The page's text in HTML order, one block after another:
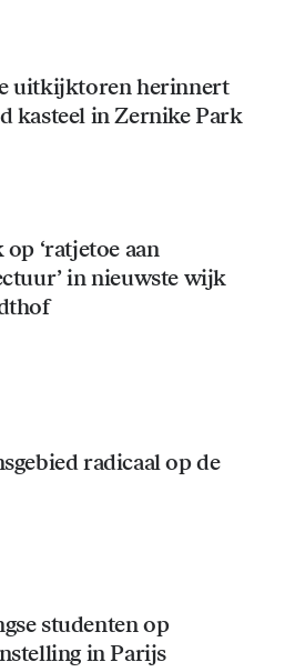
uitkijktoren herinnert
kasteel in Zernike Park
‘ratjetoe aan
in nieuwste wijk
radicaal op de
studenten op
in Parijs